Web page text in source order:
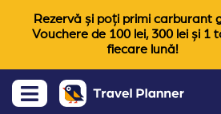
Rezervă și poți primi carburant
Vouchere de 100 lei, 300 lei și 1
fiecare lună!